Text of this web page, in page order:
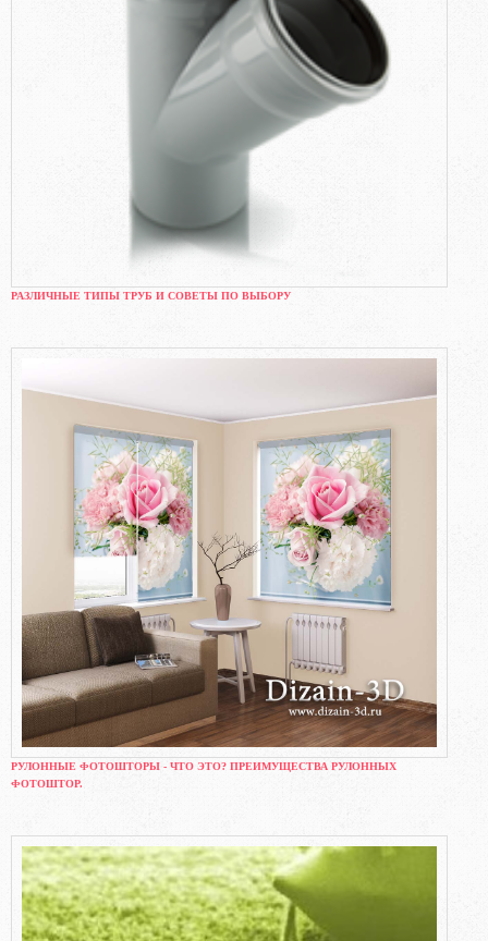
РАЗЛИЧНЫЕ ТИПЫ ТРУБ И СОВЕТЫ ПО ВЫБОРУ
РУЛОННЫЕ ФОТОШТОРЫ - ЧТО ЭТО? ПРЕИМУЩЕСТВА РУЛОННЫХ
ФОТОШТОР.